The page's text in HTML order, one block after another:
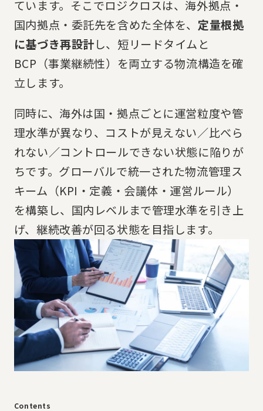
採用情報
課題に最適なソリューションをご提案
ています。そこでロジクロスは、海外拠点・
国内拠点・委託先を含めた全体を、 定量根拠
に基づき再設計し、短リードタイムと
BCP（事業継続性）を両立する物流構造を確
立します。
同時に、海外は国・拠点ごとに運営粒度や管
理水準が異なり、コストが見えない／比べら
れない／コントロールできない状態に陥りが
ちです。グローバルで統一された物流管理ス
キーム（KPI・定義・会議体・運営ルール）
を構築し、国内レベルまで管理水準を引き上
げ、継続改善が回る状態を目指します。
Contents